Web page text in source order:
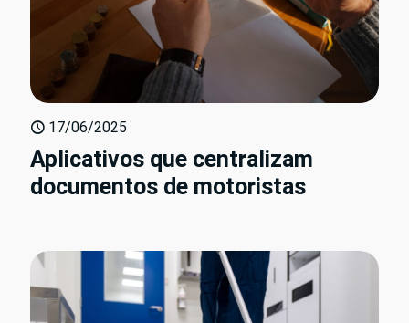
17/06/2025
Aplicativos que centralizam
documentos de motoristas